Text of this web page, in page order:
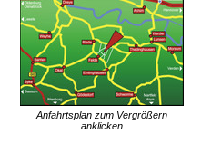
Anfahrtsplan zum Vergrößern
anklicken